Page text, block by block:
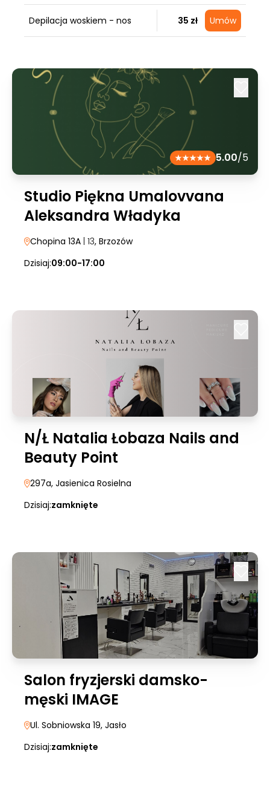
Depilacja woskiem - nos 35 zł Umów
5.00/5
Studio Piękna Umalovvana
Aleksandra Władyka
Chopina 13A | 13, Brzozów
Dzisiaj:09:00-17:00
N/Ł Natalia Łobaza Nails and
Beauty Point
297a, Jasienica Rosielna
Dzisiaj:zamknięte
Salon fryzjerski damsko-
męski IMAGE
Ul. Sobniowska 19, Jasło
Dzisiaj:zamknięte